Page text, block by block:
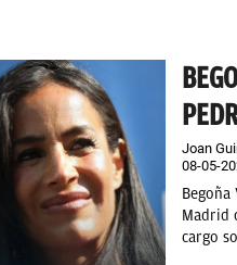
Joan
08-05-
Madrid
cargo